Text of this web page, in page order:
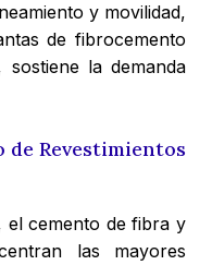
y movilidad,
de fibrocemento
la demanda
Revestimientos
el cemento de fibra y
las mayores